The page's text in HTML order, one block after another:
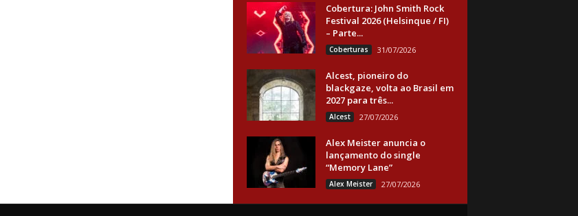
Cobertura: John Smith Rock
Festival 2026 (Helsinque / FI)
– Parte...
Coberturas 31/07/2026
Alcest, pioneiro do
blackgaze, volta ao Brasil em
2027 para três...
Alcest 27/07/2026
Alex Meister anuncia o
lançamento do single
“Memory Lane”
Alex Meister 27/07/2026